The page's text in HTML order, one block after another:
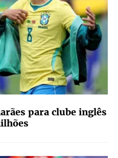
para clube inglês